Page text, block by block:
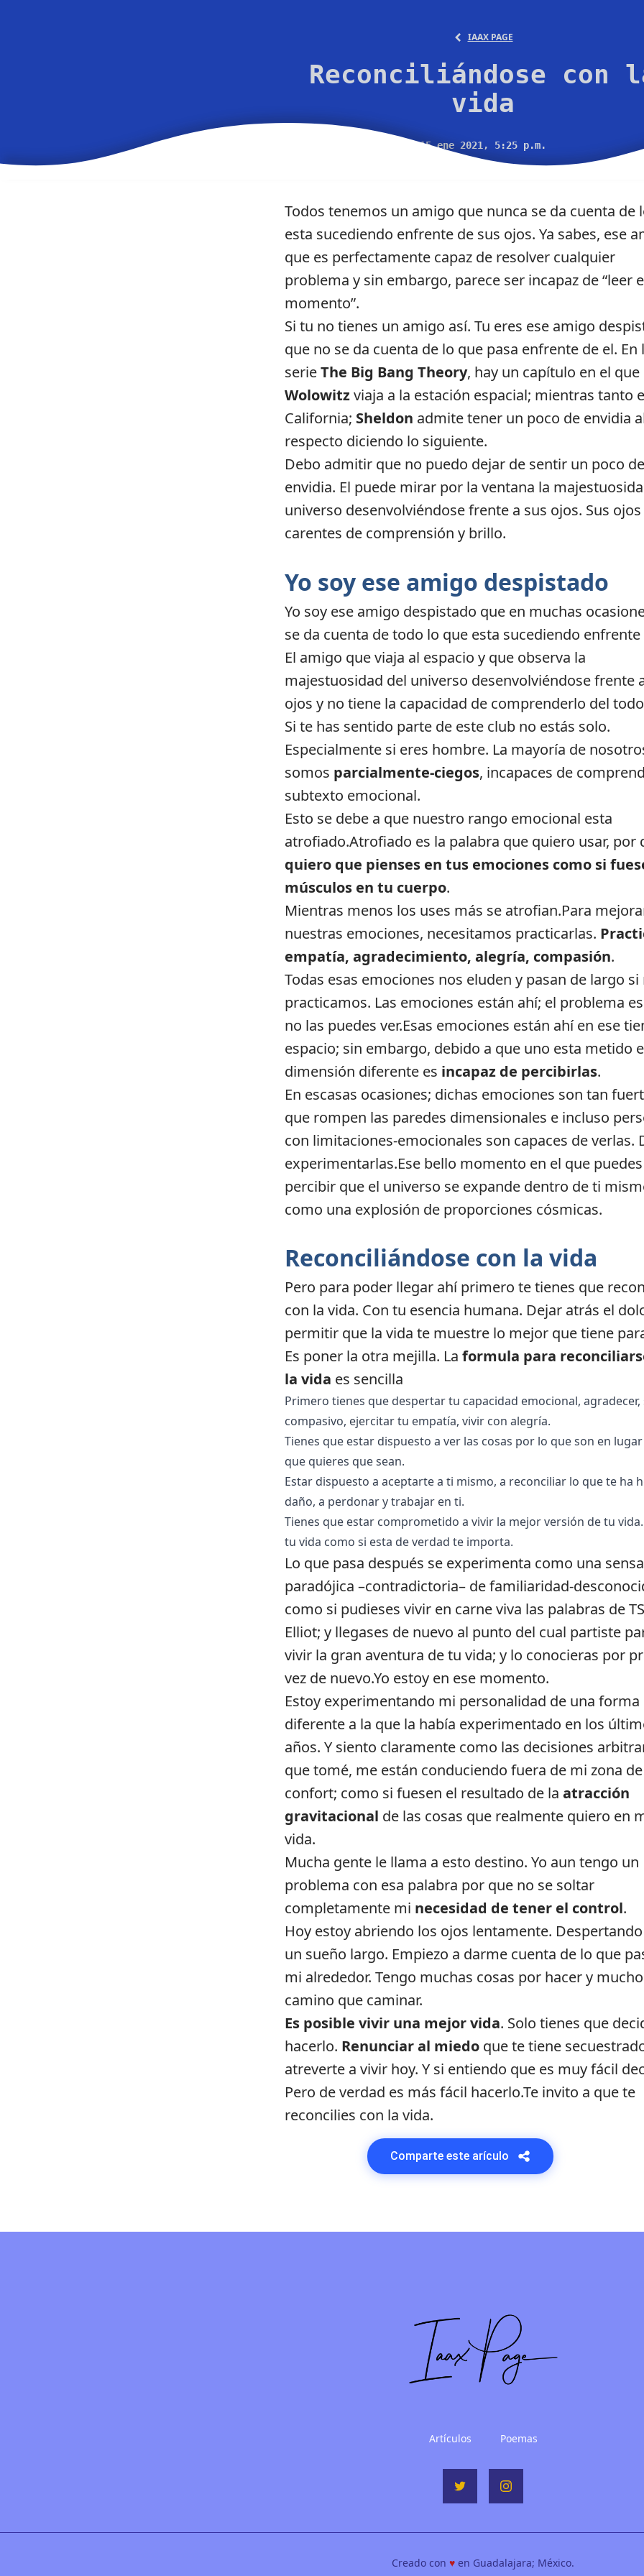
IAAX PAGE
Reconciliándose con
vida
15 ene 2021, 5:25 p.m.
Todos tenemos un amigo que nunca se da cuenta de
esta sucediendo enfrente de sus ojos. Ya sabes, ese
que es perfectamente capaz de resolver cualquier
problema y sin embargo, parece ser incapaz de “leer
momento”.
Si tu no tienes un amigo así. Tu eres ese amigo
que no se da cuenta de lo que pasa enfrente de el. En
serieThe Big Bang Theory, hay un capítulo en el que
Wolowitzviaja a la estación espacial; mientras tanto
California; Sheldon admite tener un poco de envidia
respecto diciendo lo siguiente.
Debo admitir que no puedo dejar de sentir un poco de
envidia. El puede mirar por la ventana la
universo desenvolviéndose frente a sus ojos. Sus ojos
carentes de comprensión y brillo.
Yo soy ese amigo despistado
Yo soy ese amigo despistado que en muchas
se da cuenta de todo lo que esta sucediendo enfrente
El amigo que viaja al espacio y que observa la
majestuosidad del universo desenvolviéndose frente
ojos y no tiene la capacidad de comprenderlo del
Si te has sentido parte de este club no estás solo.
Especialmente si eres hombre. La mayoría de
somos parcialmente-ciegos, incapaces de
subtexto emocional.
Esto se debe a que nuestro rango emocional esta
atrofiado.Atrofiado es la palabra que quiero usar, por
quiero que pienses en tus emociones como si
músculos en tu cuerpo.
Mientras menos los uses más se atrofian.Para
nuestras emociones, necesitamos practicarlas.
empatía, agradecimiento, alegría, compasión.
Todas esas emociones nos eluden y pasan de largo si
practicamos. Las emociones están ahí; el problema
no las puedes ver.Esas emociones están ahí en ese
espacio; sin embargo, debido a que uno esta metido
dimensión diferente es incapaz de percibirlas.
En escasas ocasiones; dichas emociones son tan
que rompen las paredes dimensionales e incluso
con limitaciones-emocionales son capaces de verlas.
experimentarlas.Ese bello momento en el que puedes
percibir que el universo se expande dentro de ti
como una explosión de proporciones cósmicas.
Reconciliándose con la vida
Pero para poder llegar ahí primero te tienes que
con la vida. Con tu esencia humana. Dejar atrás el
permitir que la vida te muestre lo mejor que tiene
Es poner la otra mejilla. La formula para
la vida es sencilla
Primero tienes que despertar tu capacidad emocional, agradecer,
compasivo, ejercitar tu empatía, vivir con alegría.
Tienes que estar dispuesto a ver las cosas por lo que son en
que quieres que sean.
Estar dispuesto a aceptarte a ti mismo, a reconciliar lo que te ha
daño, a perdonar y trabajar en ti.
Tienes que estar comprometido a vivir la mejor versión de tu
tu vida como si esta de verdad te importa.
Lo que pasa después se experimenta como una
paradójica –contradictoria– de familiaridad-
como si pudieses vivir en carne viva las palabras de TS
Elliot; y llegases de nuevo al punto del cual partiste
vivir la gran aventura de tu vida; y lo conocieras por
vez de nuevo.Yo estoy en ese momento.
Estoy experimentando mi personalidad de una forma
diferente a la que la había experimentado en los
años. Y siento claramente como las decisiones
que tomé, me están conduciendo fuera de mi zona de
confort; como si fuesen el resultado de la atracción
gravitacional de las cosas que realmente quiero en
vida.
Mucha gente le llama a esto destino. Yo aun tengo un
problema con esa palabra por que no se soltar
completamente mi necesidad de tener el control.
Hoy estoy abriendo los ojos lentamente.
un sueño largo. Empiezo a darme cuenta de lo que
mi alrededor. Tengo muchas cosas por hacer y mucho
camino que caminar.
Es posible vivir una mejor vida. Solo tienes que
hacerlo. Renunciar al miedoque te tiene
atreverte a vivir hoy. Y si entiendo que es muy fácil
Pero de verdad es más fácil hacerlo.Te invito a que te
reconcilies con la vida.
Comparte este arículo
Artículos Poemas
Creado con ♥ en Guadalajara; México.